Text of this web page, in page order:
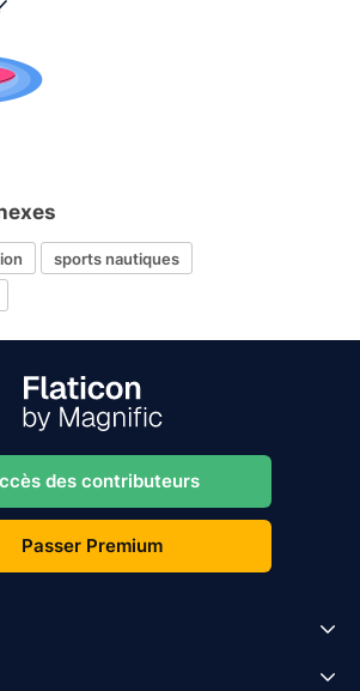
sports nautiques
des contributeurs
Passer Premium